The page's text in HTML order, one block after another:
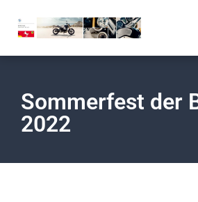
Sommerfest der
2022